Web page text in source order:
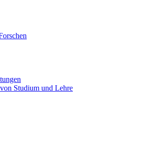
Studium und Lehre